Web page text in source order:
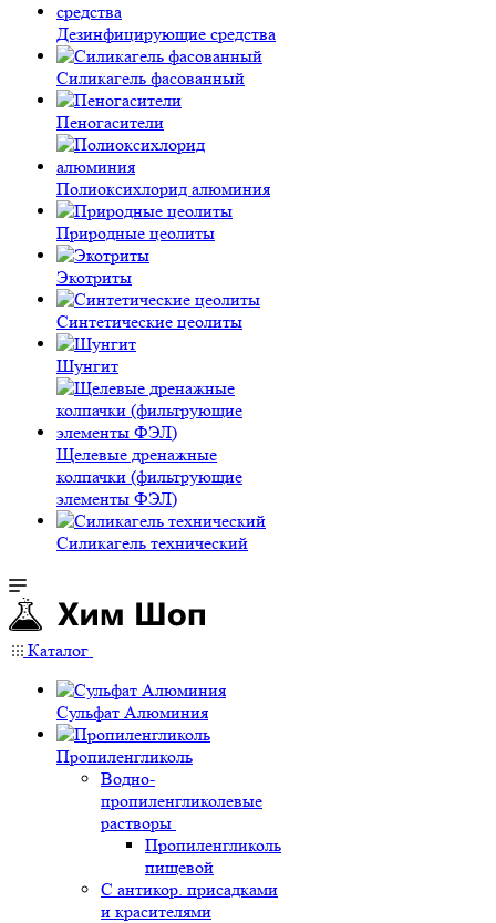
Дезинфицирующие средства
Силикагель фасованный
Пеногасители
Полиокси­хлорид алюминия
Природные цеолиты
Экотриты
Синтетические цеолиты
Шунгит
Щелевые дренажные
колпачки (фильтрующие
элементы ФЭЛ)
Силикагель технический
Каталог
Сульфат Алюминия
Пропиленгликоль
Водно-
пропиленгликолевые
растворы
Пропиленгликоль
пищевой
С антикор. присадками
и красителями